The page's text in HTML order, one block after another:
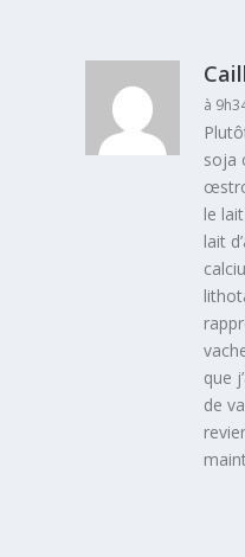
à
soja
le
lait
que
de